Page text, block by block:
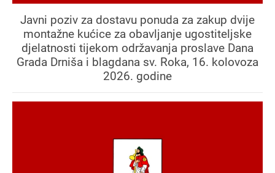
Javni poziv za dostavu ponuda za zakup dvije
montažne kućice za obavljanje ugostiteljske
djelatnosti tijekom održavanja proslave Dana
Grada Drniša i blagdana sv. Roka, 16. kolovoza
2026. godine